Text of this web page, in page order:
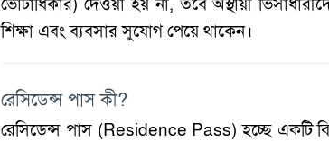
শিক্ষা এবং ব্যবসার সুযোগ পেয়ে থাকেন।
রেসিডেন্স পাস কী?
রেসিডেন্স পাস (Residence Pass) হচ্ছে একটি